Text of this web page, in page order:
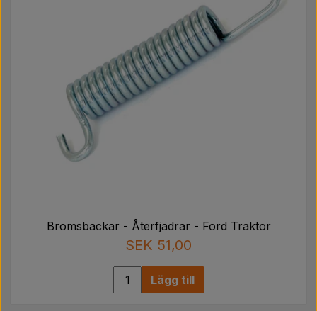
Bromsbackar - Återfjädrar - Ford Traktor
SEK 51,00
Lägg till